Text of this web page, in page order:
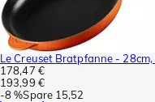
Le Creuset Bratpfanne -
178,47 €
193,99 €
-8 %Spare 15,52